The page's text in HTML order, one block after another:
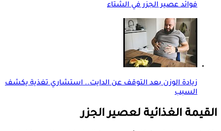
فوائد عصير الجزر في الشتاء
زيادة الوزن بعد التوقف عن الدايت.. استشاري تغذية يكشف
السبب
القيمة الغذائية لعصير الجزر